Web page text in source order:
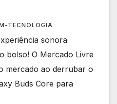
TECNOLOGIA
sonora
bolso! O Mercado Livre
mercado ao derrubar o
Buds Core para